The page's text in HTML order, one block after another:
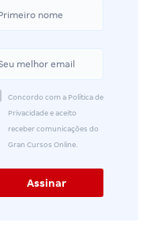
Concordo com a Política de
Privacidade e aceito
receber comunicações do
Gran Cursos Online.